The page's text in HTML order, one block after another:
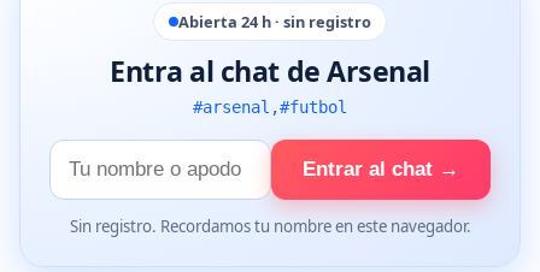
Abierta 24 h · sin registro
Entra al chat de Arsenal
#arsenal,#futbol
Tu
nombre
Entrar al chat →
Sin registro. Recordamos tu nombre en este navegador.